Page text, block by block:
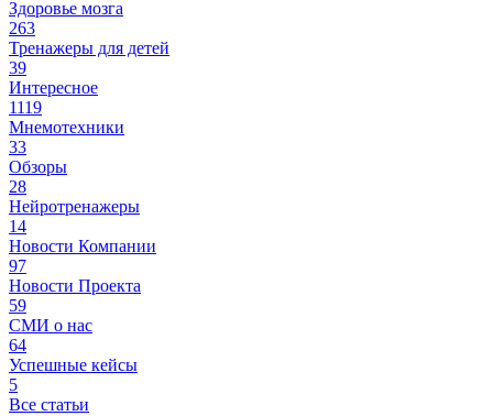
Здоровье мозга
263
Тренажеры для детей
39
Интересное
1119
Мнемотехники
33
Обзоры
28
Нейротренажеры
14
Новости Компании
97
Новости Проекта
59
СМИ о нас
64
Успешные кейсы
5
Все статьи